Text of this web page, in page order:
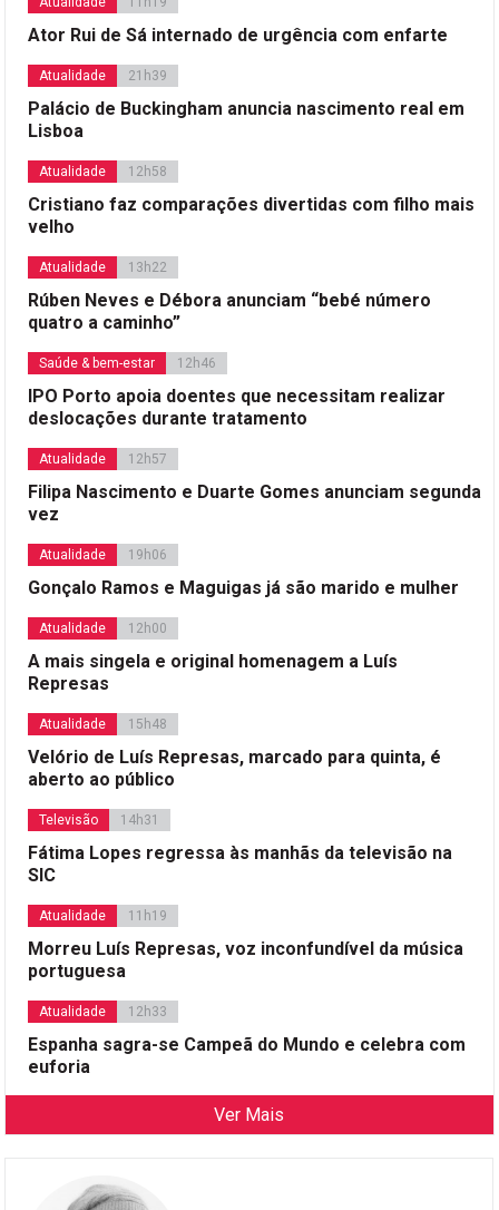
Ator Rui de Sá internado de urgência com enfarte
Atualidade 21h39
Palácio de Buckingham anuncia nascimento real em
Lisboa
Atualidade 12h58
Cristiano faz comparações divertidas com filho mais
velho
Atualidade 13h22
Rúben Neves e Débora anunciam “bebé número
quatro a caminho”
Saúde & bem-estar 12h46
IPO Porto apoia doentes que necessitam realizar
deslocações durante tratamento
Atualidade 12h57
Filipa Nascimento e Duarte Gomes anunciam segunda
vez
Atualidade 19h06
Gonçalo Ramos e Maguigas já são marido e mulher
Atualidade 12h00
A mais singela e original homenagem a Luís
Represas
Atualidade 15h48
Velório de Luís Represas, marcado para quinta, é
aberto ao público
Televisão 14h31
Fátima Lopes regressa às manhãs da televisão na
SIC
Atualidade 11h19
Morreu Luís Represas, voz inconfundível da música
portuguesa
Atualidade 12h33
Espanha sagra-se Campeã do Mundo e celebra com
euforia
Ver Mais